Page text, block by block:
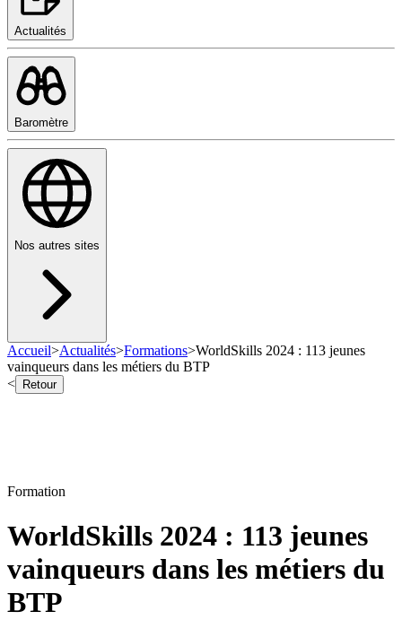
Actualités
Baromètre
Nos autres sites
Accueil>Actualités>Formations>WorldSkills 2024 : 113 jeunes
vainqueurs dans les métiers du BTP
<
Retour
Formation
WorldSkills 2024 : 113 jeunes
vainqueurs dans les métiers du
BTP